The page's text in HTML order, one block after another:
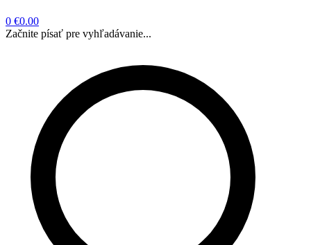
0 €0.00
Začnite písať pre vyhľadávanie...